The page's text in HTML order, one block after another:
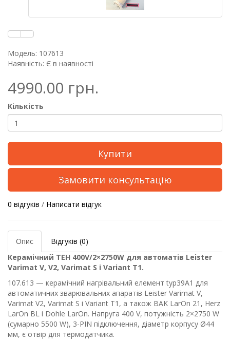
Модель: 107613
Наявність: Є в наявності
4990.00 грн.
Кількість
Купити
Замовити консультацію
0 відгуків / Написати відгук
Опис
Відгуків (0)
Керамічний ТЕН 400V/2×2750W для автоматів Leister
Varimat V, V2, Varimat S і Variant T1.
107.613 — керамічний нагрівальний елемент typ39A1 для
автоматичних зварювальних апаратів Leister Varimat V,
Varimat V2, Varimat S і Variant T1, а також BAK LarOn 21, Herz
LarOn BL і Dohle LarOn. Напруга 400 V, потужність 2×2750 W
(сумарно 5500 W), 3-PIN підключення, діаметр корпусу Ø44
мм, є отвір для термодатчика.